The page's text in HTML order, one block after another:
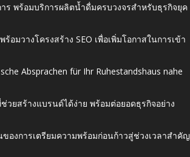
ร พร้อมบริการผลิตน้ำดื่มครบวงจรสำหรับธุรกิจยุค
อมวางโครงสร้าง SEO เพื่อเพิ่มโอกาสในการเข้า
Absprachen für Ihr Ruhestandshaus nahe
วยสร้างแบรนด์ได้ง่าย พร้อมต่อยอดธุรกิจอย่าง
องการเตรียมความพร้อมก่อนก้าวสู่ช่วงเวลาสำคัญ